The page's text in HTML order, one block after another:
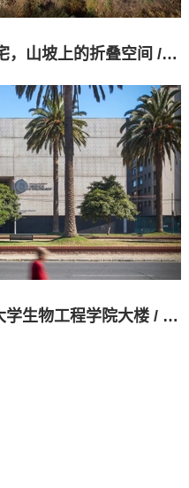
托莱多城堡豪宅，山坡上的折叠空间 / Sordo Madaleno Arquitectos
PUCV天主教大学生物工程学院大楼 / Juan Pavez Aguilar + José Requesens Aldea + Fernando Miranda Monreal